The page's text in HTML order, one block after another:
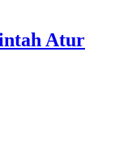
Atur